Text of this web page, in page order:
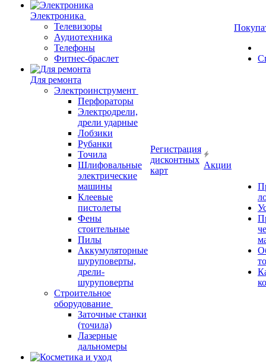
Электроника
Телевизоры
Аудиотехника
Телефоны
Фитнес-браслет
Для ремонта
Электроинструмент
Перфораторы
Электродрели,
дрели ударные
Лобзики
Рубанки
Точила
Шлифовальные
электрические
машины
Клеевые
пистолеты
Фены
стоительные
Пилы
Аккумуляторные
шуруповерты,
дрели-
шуруповерты
Строительное
оборудование
Заточные станки
(точила)
Лазерные
дальномеры
Регистрация
дисконтных
карт
Акции